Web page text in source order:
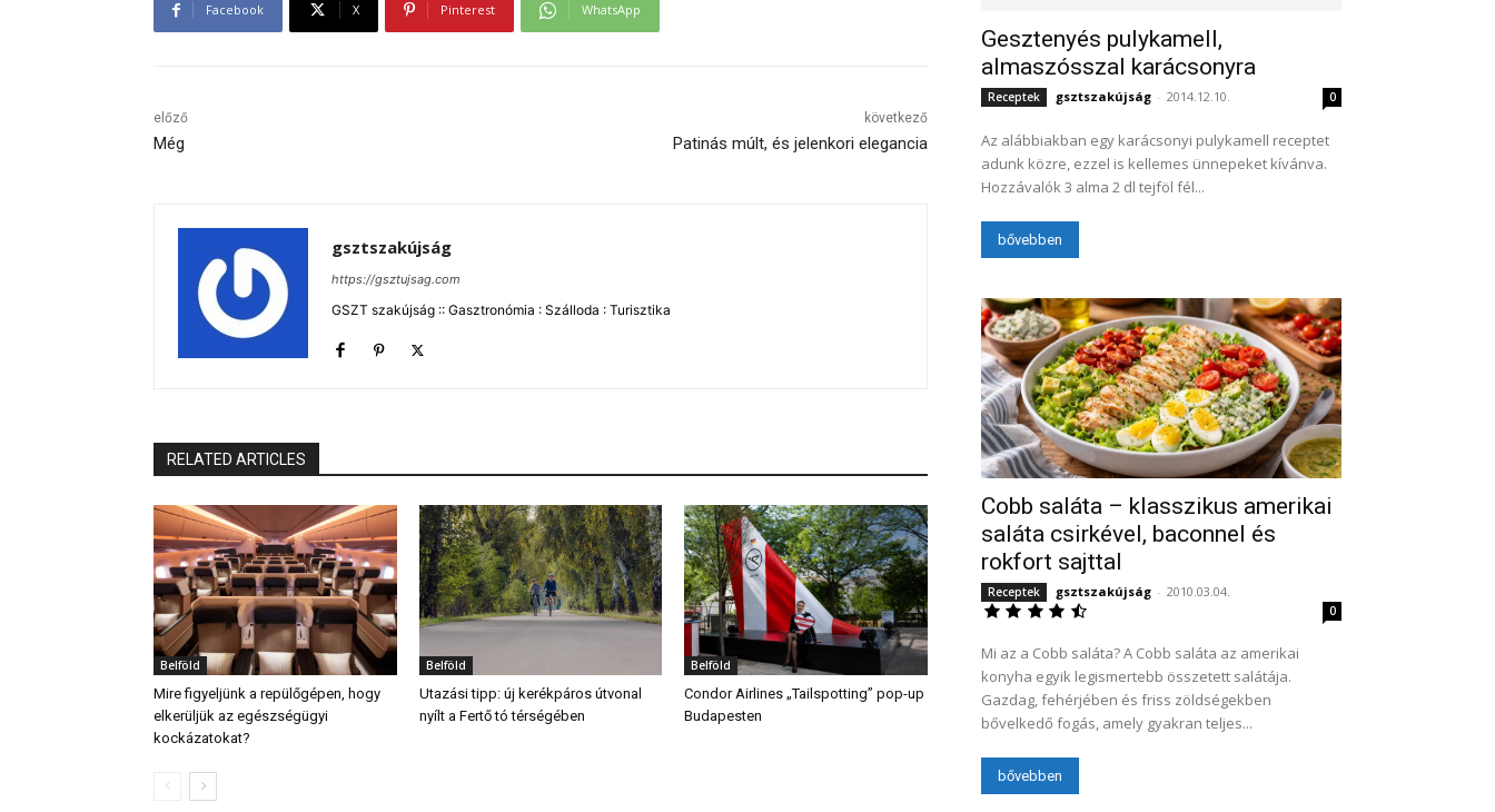
Facebook X Pinterest WhatsApp
előző
Még
következő
Patinás múlt, és jelenkori elegancia
gsztszakújság
https://gsztujsag.com
GSZT szakújság :: Gasztronómia : Szálloda : Turisztika
RELATED ARTICLES
Belföld
Mire figyeljünk a repülőgépen, hogy
elkerüljük az egészségügyi
kockázatokat?
Belföld
Utazási tipp: új kerékpáros útvonal
nyílt a Fertő tó térségében
Belföld
Condor Airlines „Tailspotting” pop-up
Budapesten
Gesztenyés pulykamell,
almaszósszal karácsonyra
Receptek gsztszakújság - 2014.12.10. 0
Az alábbiakban egy karácsonyi pulykamell receptet
adunk közre, ezzel is kellemes ünnepeket kívánva.
Hozzávalók 3 alma 2 dl tejföl fél...
bővebben
Cobb saláta – klasszikus amerikai
saláta csirkével, baconnel és
rokfort sajttal
Receptek gsztszakújság - 2010.03.04.
0
Mi az a Cobb saláta? A Cobb saláta az amerikai
konyha egyik legismertebb összetett salátája.
Gazdag, fehérjében és friss zöldségekben
bővelkedő fogás, amely gyakran teljes...
bővebben